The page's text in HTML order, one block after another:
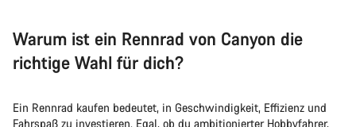
Warum ist ein Rennrad von Canyon die
richtige Wahl für dich?
Ein Rennrad kaufen bedeutet, in Geschwindigkeit, Effizienz und
Fahrspaß zu investieren. Egal, ob du ambitionierter Hobbyfahrer,